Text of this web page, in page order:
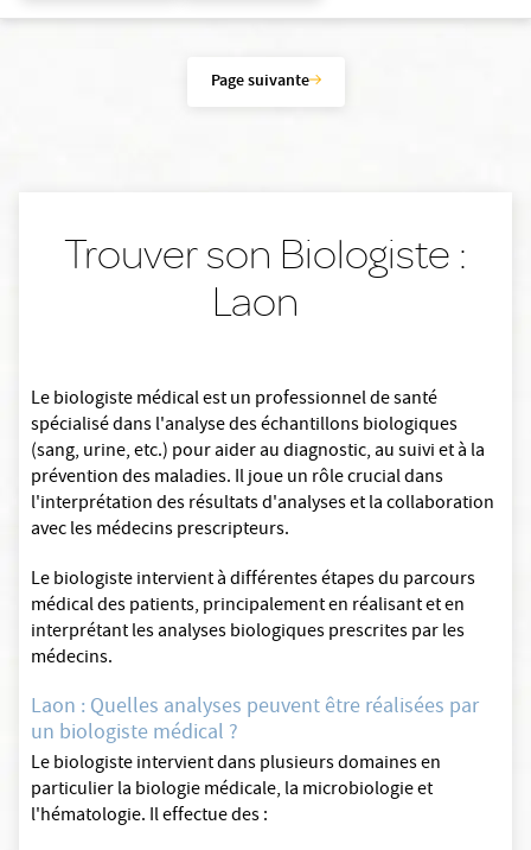
Page suivante
Trouver son Biologiste :
Laon
Le biologiste médical est un professionnel de santé
spécialisé dans l'analyse des échantillons biologiques
(sang, urine, etc.) pour aider au diagnostic, au suivi et à la
prévention des maladies. Il joue un rôle crucial dans
l'interprétation des résultats d'analyses et la collaboration
avec les médecins prescripteurs.
Le biologiste intervient à différentes étapes du parcours
médical des patients, principalement en réalisant et en
interprétant les analyses biologiques prescrites par les
médecins.
Laon : Quelles analyses peuvent être réalisées par
un biologiste médical ?
Le biologiste intervient dans plusieurs domaines en
particulier la biologie médicale, la microbiologie et
l'hématologie. Il effectue des :